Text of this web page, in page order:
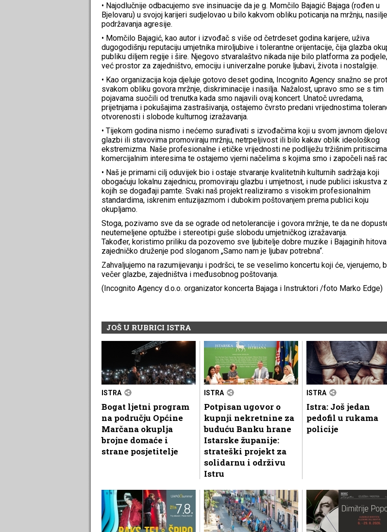
• Najodlučnije odbacujemo sve insinuacije da je g. Momčilo Bajagić Bajaga (rođen u
Bjelovaru) u svojoj karijeri sudjelovao u bilo kakvom obliku poticanja na mržnju,
podržavanja agresije.
• Momčilo Bajagić, kao autor i izvođač s više od četrdeset godina karijere, uživa
dugogodišnju reputaciju umjetnika miroljubive i tolerantne orijentacije, čija glazba
publiku diljem regije i šire. Njegovo stvaralaštvo nikada nije bilo platforma za podjele,
već prostor za zajedništvo, emociju i univerzalne poruke ljubavi, života i nostalgije.
• Kao organizacija koja djeluje gotovo deset godina, Incognito Agency snažno se
svakom obliku govora mržnje, diskriminacije i nasilja. Nažalost, upravo smo se s tim
pojavama suočili od trenutka kada smo najavili ovaj koncert. Unatoč uvredama,
prijetnjama i pokušajima zastrašivanja, ostajemo čvrsto predani vrijednostima
otvorenosti i slobode kulturnog izražavanja.
• Tijekom godina nismo i nećemo surađivati s izvođačima koji u svom javnom
glazbi ili stavovima promoviraju mržnju, netrpeljivost ili bilo kakav oblik ideološkog
ekstremizma. Naše profesionalne i etičke vrijednosti ne podliježu tržišnim
komercijalnim interesima te ostajemo vjerni načelima s kojima smo i započeli naš
• Naš je primarni cilj oduvijek bio i ostaje stvaranje kvalitetnih kulturnih sadržaja koji
obogaćuju lokalnu zajednicu, promoviraju glazbu i umjetnost, i nude publici iskustva
kojih se događaji pamte. Svaki naš projekt realiziramo s visokim profesionalnim
standardima, iskrenim entuzijazmom i dubokim poštovanjem prema publici koju
okupljamo.
Stoga, pozivamo sve da se ograde od netolerancije i govora mržnje, te da ne
neutemeljene optužbe i stereotipi guše slobodu umjetničkog izražavanja.
Također, koristimo priliku da pozovemo sve ljubitelje dobre muzike i Bajaginih
zajedničko druženje pod sloganom „Samo nam je ljubav potrebna“.
Zahvaljujemo na razumijevanju i podršci, te se veselimo koncertu koji će, vjerujemo,
večer glazbe, zajedništva i međusobnog poštovanja.
(Incognito Agency d.o.o. organizator koncerta Bajaga i Instruktori /foto Marko Edge)
JOŠ U RUBRICI ISTRA
ISTRA
Bogat ljetni program
na području Općine
Marčana okuplja
brojne domaće i
strane posjetitelje
ISTRA
Potpisan ugovor o
kupnji nekretnine za
buduću Banku hrane
Istarske županije:
strateški projekt za
solidarnu i održivu
Istru
ISTRA
Istra: Još jedan
pedofil u rukama
policije